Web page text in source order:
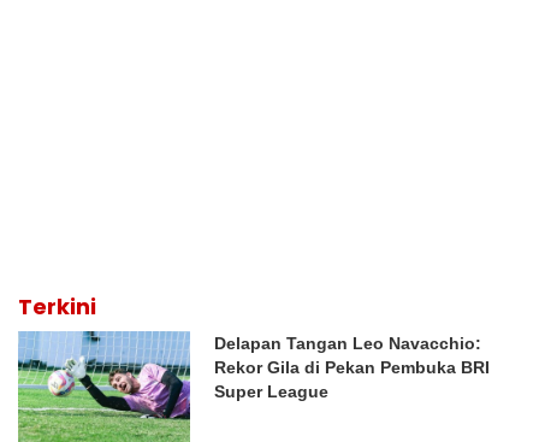
Terkini
Delapan Tangan Leo Navacchio:
Rekor Gila di Pekan Pembuka BRI
Super League